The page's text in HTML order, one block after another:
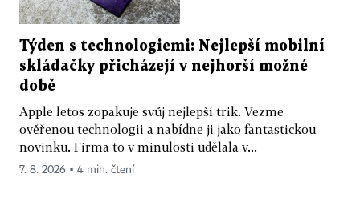
Týden s technologiemi: Nejlepší mobilní
skládačky přicházejí v nejhorší možné
době
Apple letos zopakuje svůj nejlepší trik. Vezme
ověřenou technologii a nabídne ji jako fantastickou
novinku. Firma to v minulosti udělala v...
7. 8. 2026 ▪ 4 min. čtení